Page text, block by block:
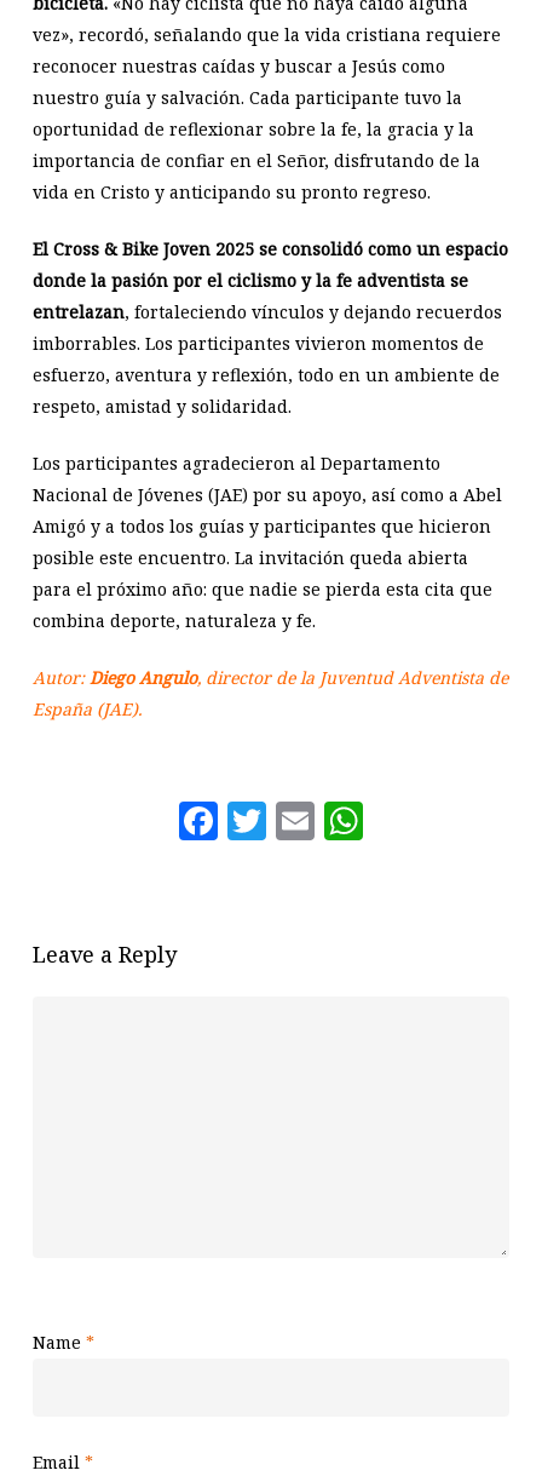
vez», recordó, señalando que la vida cristiana requiere
reconocer nuestras caídas y buscar a Jesús como
nuestro guía y salvación. Cada participante tuvo la
oportunidad de reflexionar sobre la fe, la gracia y la
importancia de confiar en el Señor, disfrutando de la
vida en Cristo y anticipando su pronto regreso.
El Cross & Bike Joven 2025 se consolidó como un espacio
donde la pasión por el ciclismo y la fe adventista se
entrelazan, fortaleciendo vínculos y dejando recuerdos
imborrables. Los participantes vivieron momentos de
esfuerzo, aventura y reflexión, todo en un ambiente de
respeto, amistad y solidaridad.
Los participantes agradecieron al Departamento
Nacional de Jóvenes (JAE) por su apoyo, así como a Abel
Amigó y a todos los guías y participantes que hicieron
posible este encuentro. La invitación queda abierta
para el próximo año: que nadie se pierda esta cita que
combina deporte, naturaleza y fe.
Autor: Diego Angulo, director de la Juventud Adventista de
España (JAE).
Facebook
Twitter
Email
Leave a Reply
Name *
Email *